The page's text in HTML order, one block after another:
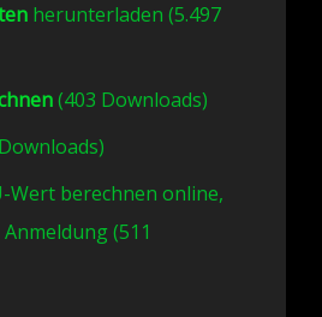
herunterladen (5.497
(403 Downloads)
Wert berechnen online,
(511